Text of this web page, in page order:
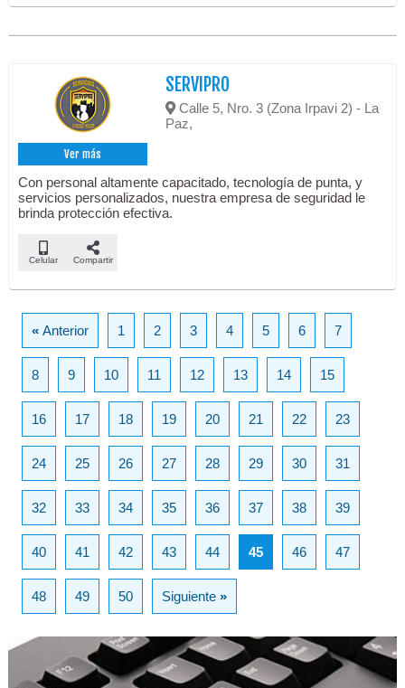
Ver más
SERVIPRO
Calle 5, Nro. 3 (Zona Irpavi 2) - La
Paz,
Con personal altamente capacitado, tecnología de punta, y
servicios personalizados, nuestra empresa de seguridad le
brinda protección efectiva.
Celular Compartir
«Anterior 1 2 3 4 5 6 7
8 9 10 11 12 13 14 15
16 17 18 19 20 21 22 23
24 25 26 27 28 29 30 31
32 33 34 35 36 37 38 39
40 41 42 43 44 45 46 47
48 49 50 Siguiente»